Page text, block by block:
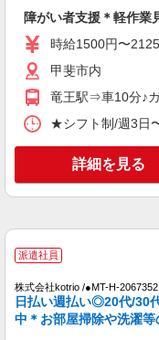
甲
キープ
派遣社員
株式会社kotrio /●MT-H-
＜甲
格や
時
通費
派遣社員
株式会社kotrio /●MT-H-
甲斐
障がい者支援＊軽作業
時給1500円〜
甲斐市内
竜王駅⇒車10分♪
★シフト制/週3日
詳細を見る
派遣社員
株式会社kotrio /●MT-H-2067352
日払い週払い◎20代/30
中＊お部屋掃除や洗濯等